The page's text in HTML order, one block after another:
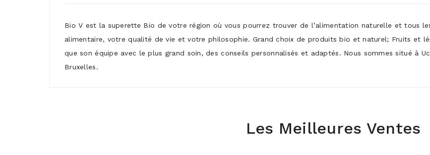
Bio V est la superette Bio de votre région où vous pourrez trouver de l’alimentation naturelle et tous
alimentaire, votre qualité de vie et votre philosophie. Grand choix de produits bio et naturel; Fruits et
que son équipe avec le plus grand soin, des conseils personnalisés et adaptés. Nous sommes situé à
Bruxelles.
Les Meilleures Ventes